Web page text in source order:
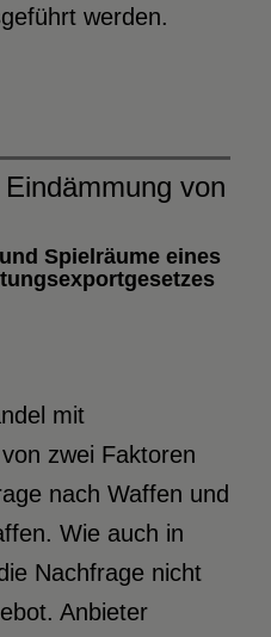
werden.
von
Spielräume eines
mit
zwei Faktoren
nach Waffen und
Wie auch in
Nachfrage nicht
Anbieter